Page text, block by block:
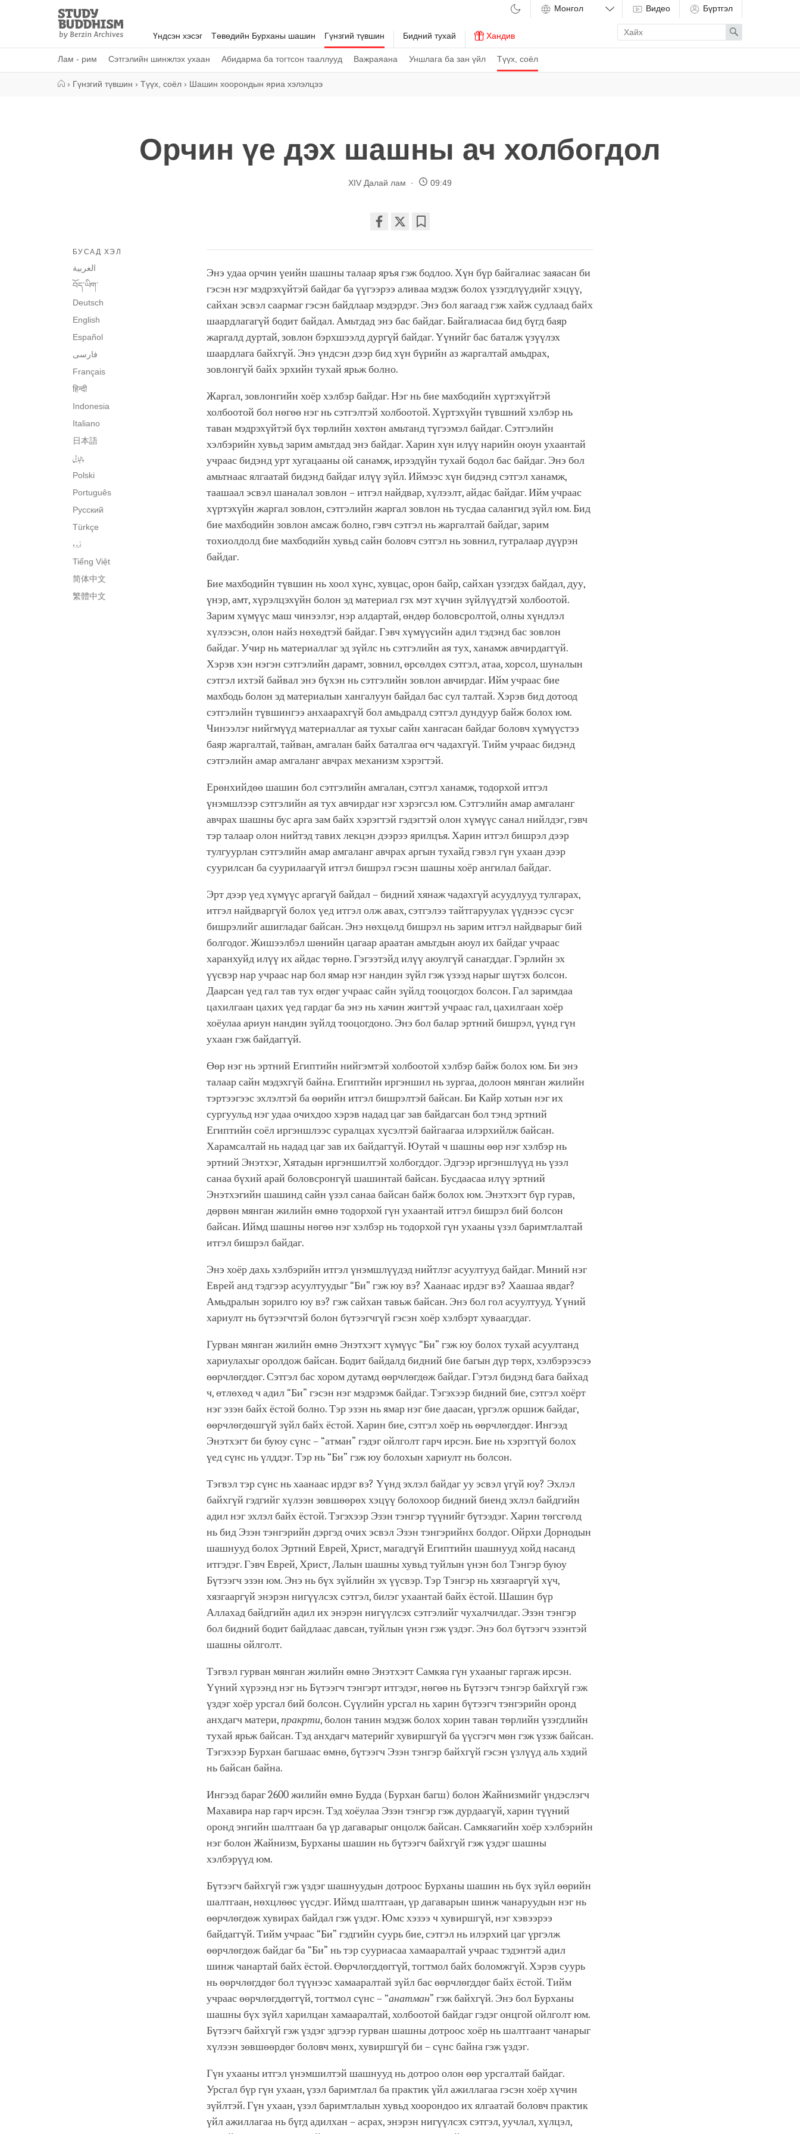
Study
Buddhism
Home
Үндсэн хэсэг Төвөдийн Бурханы шашин Гүнзгий түвшин
Лам - рим Сэтгэлийн шинжлэх ухаан Абидарма ба тогтсон тааллууд Важраяана Уншлага ба зан үйл Түүх, соёл
Бидний тухай Хандив
Видео Бүртгэл
Enter
search
term
Search
› Гүнзгий түвшин › Түүх, соёл › Шашин хоорондын яриа хэлэлцээ
Орчин үе дэх шашны ач холбогдол
XIV Далай лам 09:49
on
facebook
БУСАД ХЭЛ
العربية
བོད་ཡིག་
Deutsch
English
Español
فارسی
Français
हिन्दी
Indonesia
Italiano
日本語
پنجابی
Polski
Português
Русский
Türkçe
اُردو
Tiếng Việt
简体中文
繁體中文
Энэ удаа орчин үеийн шашны талаар яръя гэж бодлоо. Хүн бүр байгалиас заяасан би
гэсэн нэг мэдрэхүйтэй байдаг ба үүгээрээ аливаа мэдэж болох үзэгдлүүдийг хэцүү,
сайхан эсвэл саармаг гэсэн байдлаар мэдэрдэг. Энэ бол яагаад гэж хайж судлаад байх
шаардлагагүй бодит байдал. Амьтдад энэ бас байдаг. Байгалиасаа бид бүгд баяр
жаргалд дуртай, зовлон бэрхшээлд дургүй байдаг. Үүнийг бас баталж үзүүлэх
шаардлага байхгүй. Энэ үндсэн дээр бид хүн бүрийн аз жаргалтай амьдрах,
зовлонгүй байх эрхийн тухай ярьж болно.
Жаргал, зовлонгийн хоёр хэлбэр байдаг. Нэг нь бие махбодийн хүртэхүйтэй
холбоотой бол нөгөө нэг нь сэтгэлтэй холбоотой. Хүртэхүйн түвшний хэлбэр нь
таван мэдрэхүйтэй бүх төрлийн хөхтөн амьтанд түгээмэл байдаг. Сэтгэлийн
хэлбэрийн хувьд зарим амьтдад энэ байдаг. Харин хүн илүү нарийн оюун ухаантай
учраас бидэнд урт хугацааны ой санамж, ирээдүйн тухай бодол бас байдаг. Энэ бол
амьтнаас ялгаатай бидэнд байдаг илүү зүйл. Иймээс хүн бидэнд сэтгэл ханамж,
таашаал эсвэл шаналал зовлон – итгэл найдвар, хүлээлт, айдас байдаг. Ийм учраас
хүртэхүйн жаргал зовлон, сэтгэлийн жаргал зовлон нь тусдаа салангид зүйл юм. Бид
бие махбодийн зовлон амсаж болно, гэвч сэтгэл нь жаргалтай байдаг, зарим
тохиолдолд бие махбодийн хувьд сайн боловч сэтгэл нь зовнил, гутралаар дүүрэн
байдаг.
Бие махбодийн түвшин нь хоол хүнс, хувцас, орон байр, сайхан үзэгдэх байдал, дуу,
үнэр, амт, хүрэлцэхүйн болон эд материал гэх мэт хүчин зүйлүүдтэй холбоотой.
Зарим хүмүүс маш чинээлэг, нэр алдартай, өндөр боловсролтой, олны хүндлэл
хүлээсэн, олон найз нөхөдтэй байдаг. Гэвч хүмүүсийн адил тэдэнд бас зовлон
байдаг. Учир нь материаллаг эд зүйлс нь сэтгэлийн ая тух, ханамж авчирдаггүй.
Хэрэв хэн нэгэн сэтгэлийн дарамт, зовнил, өрсөлдөх сэтгэл, атаа, хорсол, шуналын
сэтгэл ихтэй байвал энэ бүхэн нь сэтгэлийн зовлон авчирдаг. Ийм учраас бие
махбодь болон эд материалын хангалуун байдал бас сул талтай. Хэрэв бид дотоод
сэтгэлийн түвшингээ анхаарахгүй бол амьдралд сэтгэл дундуур байж болох юм.
Чинээлэг нийгмүүд материаллаг ая тухыг сайн хангасан байдаг боловч хүмүүстээ
баяр жаргалтай, тайван, амгалан байх баталгаа өгч чадахгүй. Тийм учраас бидэнд
сэтгэлийн амар амгаланг авчрах механизм хэрэгтэй.
Ерөнхийдөө шашин бол сэтгэлийн амгалан, сэтгэл ханамж, тодорхой итгэл
үнэмшлээр сэтгэлийн ая тух авчирдаг нэг хэрэгсэл юм. Сэтгэлийн амар амгаланг
авчрах шашны бус арга зам байх хэрэгтэй гэдэгтэй олон хүмүүс санал нийлдэг, гэвч
тэр талаар олон нийтэд тавих лекцэн дээрээ ярилцъя. Харин итгэл бишрэл дээр
тулгуурлан сэтгэлийн амар амгаланг авчрах аргын тухайд гэвэл гүн ухаан дээр
суурилсан ба суурилаагүй итгэл бишрэл гэсэн шашны хоёр ангилал байдаг.
Эрт дээр үед хүмүүс аргагүй байдал – бидний хянаж чадахгүй асуудлууд тулгарах,
итгэл найдваргүй болох үед итгэл олж авах, сэтгэлээ тайтгаруулах үүднээс сүсэг
бишрэлийг ашигладаг байсан. Энэ нөхцөлд бишрэл нь зарим итгэл найдварыг бий
болгодог. Жишээлбэл шөнийн цагаар араатан амьтдын аюул их байдаг учраас
харанхуйд илүү их айдас төрнө. Гэгээтэйд илүү аюулгүй санагддаг. Гэрлийн эх
үүсвэр нар учраас нар бол ямар нэг нандин зүйл гэж үзээд нарыг шүтэх болсон.
Даарсан үед гал тав тух өгдөг учраас сайн зүйлд тооцогдох болсон. Гал заримдаа
цахилгаан цахих үед гардаг ба энэ нь хачин жигтэй учраас гал, цахилгаан хоёр
хоёулаа ариун нандин зүйлд тооцогдоно. Энэ бол балар эртний бишрэл, үүнд гүн
ухаан гэж байдаггүй.
Өөр нэг нь эртний Египтийн нийгэмтэй холбоотой хэлбэр байж болох юм. Би энэ
талаар сайн мэдэхгүй байна. Египтийн иргэншил нь зургаа, долоон мянган жилийн
тэртээгээс эхлэлтэй ба өөрийн итгэл бишрэлтэй байсан. Би Кайр хотын нэг их
сургуульд нэг удаа очихдоо хэрэв надад цаг зав байдагсан бол тэнд эртний
Египтийн соёл иргэншлээс суралцах хүсэлтэй байгаагаа илэрхийлж байсан.
Харамсалтай нь надад цаг зав их байдаггүй. Юутай ч шашны өөр нэг хэлбэр нь
эртний Энэтхэг, Хятадын иргэншилтэй холбогддог. Эдгээр иргэншлүүд нь үзэл
санаа бүхий арай боловсронгүй шашинтай байсан. Бусдаасаа илүү эртний
Энэтхэгийн шашинд сайн үзэл санаа байсан байж болох юм. Энэтхэгт бүр гурав,
дөрвөн мянган жилийн өмнө тодорхой гүн ухаантай итгэл бишрэл бий болсон
байсан. Иймд шашны нөгөө нэг хэлбэр нь тодорхой гүн ухааны үзэл баримтлалтай
итгэл бишрэл байдаг.
Энэ хоёр дахь хэлбэрийн итгэл үнэмшлүүдэд нийтлэг асуултууд байдаг. Миний нэг
Еврей анд тэдгээр асуултуудыг “Би” гэж юу вэ? Хаанаас ирдэг вэ? Хаашаа явдаг?
Амьдралын зорилго юу вэ? гэж сайхан тавьж байсан. Энэ бол гол асуултууд. Үүний
хариулт нь бүтээгчтэй болон бүтээгчгүй гэсэн хоёр хэлбэрт хуваагддаг.
Гурван мянган жилийн өмнө Энэтхэгт хүмүүс “Би” гэж юу болох тухай асуултанд
хариулахыг оролдож байсан. Бодит байдалд бидний бие багын дүр төрх, хэлбэрээсээ
өөрчлөгддөг. Сэтгэл бас хором дутамд өөрчлөгдөж байдаг. Гэтэл бидэнд бага байхад
ч, өтлөхөд ч адил “Би” гэсэн нэг мэдрэмж байдаг. Тэгэхээр бидний бие, сэтгэл хоёрт
нэг эзэн байх ёстой болно. Тэр эзэн нь ямар нэг бие даасан, үргэлж оршиж байдаг,
өөрчлөгдөшгүй зүйл байх ёстой. Харин бие, сэтгэл хоёр нь өөрчлөгддөг. Ингээд
Энэтхэгт би буюу сүнс – “атман” гэдэг ойлголт гарч ирсэн. Бие нь хэрэггүй болох
үед сүнс нь үлддэг. Тэр нь “Би” гэж юу болохын хариулт нь болсон.
Тэгвэл тэр сүнс нь хаанаас ирдэг вэ? Үүнд эхлэл байдаг уу эсвэл үгүй юу? Эхлэл
байхгүй гэдгийг хүлээн зөвшөөрөх хэцүү болохоор бидний биенд эхлэл байдгийн
адил нэг эхлэл байх ёстой. Тэгэхээр Эзэн тэнгэр түүнийг бүтээдэг. Харин төгсгөлд
нь бид Эзэн тэнгэрийн дэргэд очих эсвэл Эзэн тэнгэрийнх болдог. Ойрхи Дорнодын
шашнууд болох Эртний Еврей, Христ, магадгүй Египтийн шашнууд хойд насанд
итгэдэг. Гэвч Еврей, Христ, Лалын шашны хувьд туйлын үнэн бол Тэнгэр буюу
Бүтээгч эзэн юм. Энэ нь бүх зүйлийн эх үүсвэр. Тэр Тэнгэр нь хязгааргүй хүч,
хязгааргүй энэрэн нигүүлсэх сэтгэл, билэг ухаантай байх ёстой. Шашин бүр
Аллахад байдгийн адил их энэрэн нигүүлсэх сэтгэлийг чухалчилдаг. Эзэн тэнгэр
бол бидний бодит байдлаас давсан, туйлын үнэн гэж үздэг. Энэ бол бүтээгч эзэнтэй
шашны ойлголт.
Тэгвэл гурван мянган жилийн өмнө Энэтхэгт Самкяа гүн ухааныг гаргаж ирсэн.
Үүний хүрээнд нэг нь Бүтээгч тэнгэрт итгэдэг, нөгөө нь Бүтээгч тэнгэр байхгүй гэж
үздэг хоёр урсгал бий болсон. Сүүлийн урсгал нь харин бүтээгч тэнгэрийн оронд
анхдагч матери,пракрти, болон танин мэдэж болох хорин таван төрлийн үзэгдлийн
тухай ярьж байсан. Тэд анхдагч материйг хувиршгүй ба үүсгэгч мөн гэж үзэж байсан.
Тэгэхээр Бурхан багшаас өмнө, бүтээгч Эзэн тэнгэр байхгүй гэсэн үзлүүд аль хэдий
нь байсан байна.
Ингээд бараг 2600 жилийн өмнө Будда (Бурхан багш) болон Жайнизмийг үндэслэгч
Махавира нар гарч ирсэн. Тэд хоёулаа Эзэн тэнгэр гэж дурдаагүй, харин түүний
оронд энгийн шалтгаан ба үр дагаварыг онцолж байсан. Самкяагийн хоёр хэлбэрийн
нэг болон Жайнизм, Бурханы шашин нь бүтээгч байхгүй гэж үздэг шашны
хэлбэрүүд юм.
Бүтээгч байхгүй гэж үздэг шашнуудын дотроос Бурханы шашин нь бүх зүйл өөрийн
шалтгаан, нөхцлөөс үүсдэг. Иймд шалтгаан, үр дагаварын шинж чанаруудын нэг нь
өөрчлөгдөж хувирах байдал гэж үздэг. Юмс хэзээ ч хувиршгүй, нэг хэвээрээ
байдаггүй. Тийм учраас “Би” гэдгийн суурь бие, сэтгэл нь илэрхий цаг үргэлж
өөрчлөгдөж байдаг ба “Би” нь тэр сууриасаа хамааралтай учраас тэдэнтэй адил
шинж чанартай байх ёстой. Өөрчлөгддөггүй, тогтмол байх боломжгүй. Хэрэв суурь
нь өөрчлөгддөг бол түүнээс хамааралтай зүйл бас өөрчлөгддөг байх ёстой. Тийм
учраас өөрчлөгддөггүй, тогтмол сүнс – “анатман” гэж байхгүй. Энэ бол Бурханы
шашны бүх зүйл харилцан хамааралтай, холбоотой байдаг гэдэг онцгой ойлголт юм.
Бүтээгч байхгүй гэж үздэг эдгээр гурван шашны дотроос хоёр нь шалтгаант чанарыг
хүлээн зөвшөөрдөг боловч мөнх, хувиршгүй би – сүнс байна гэж үздэг.
Гүн ухааны итгэл үнэмшилтэй шашнууд нь дотроо олон өөр урсгалтай байдаг.
Урсгал бүр гүн ухаан, үзэл баримтлал ба практик үйл ажиллагаа гэсэн хоёр хүчин
зүйлтэй. Гүн ухаан, үзэл баримтлалын хувьд хоорондоо их ялгаатай боловч практик
үйл ажиллагаа нь бүгд адилхан – асрах, энэрэн нигүүлсэх сэтгэл, уучлал, хүлцэл,